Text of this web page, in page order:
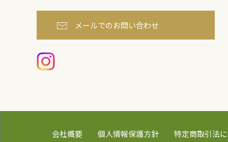
メールでのお問い合わせ
会社概要 個人情報保護方針 特定商取引法